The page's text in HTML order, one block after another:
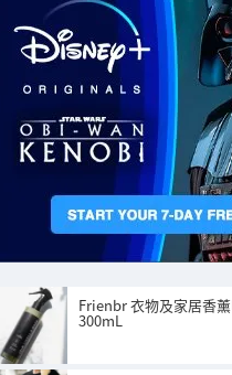
Frienbr 衣物及家居香
300mL